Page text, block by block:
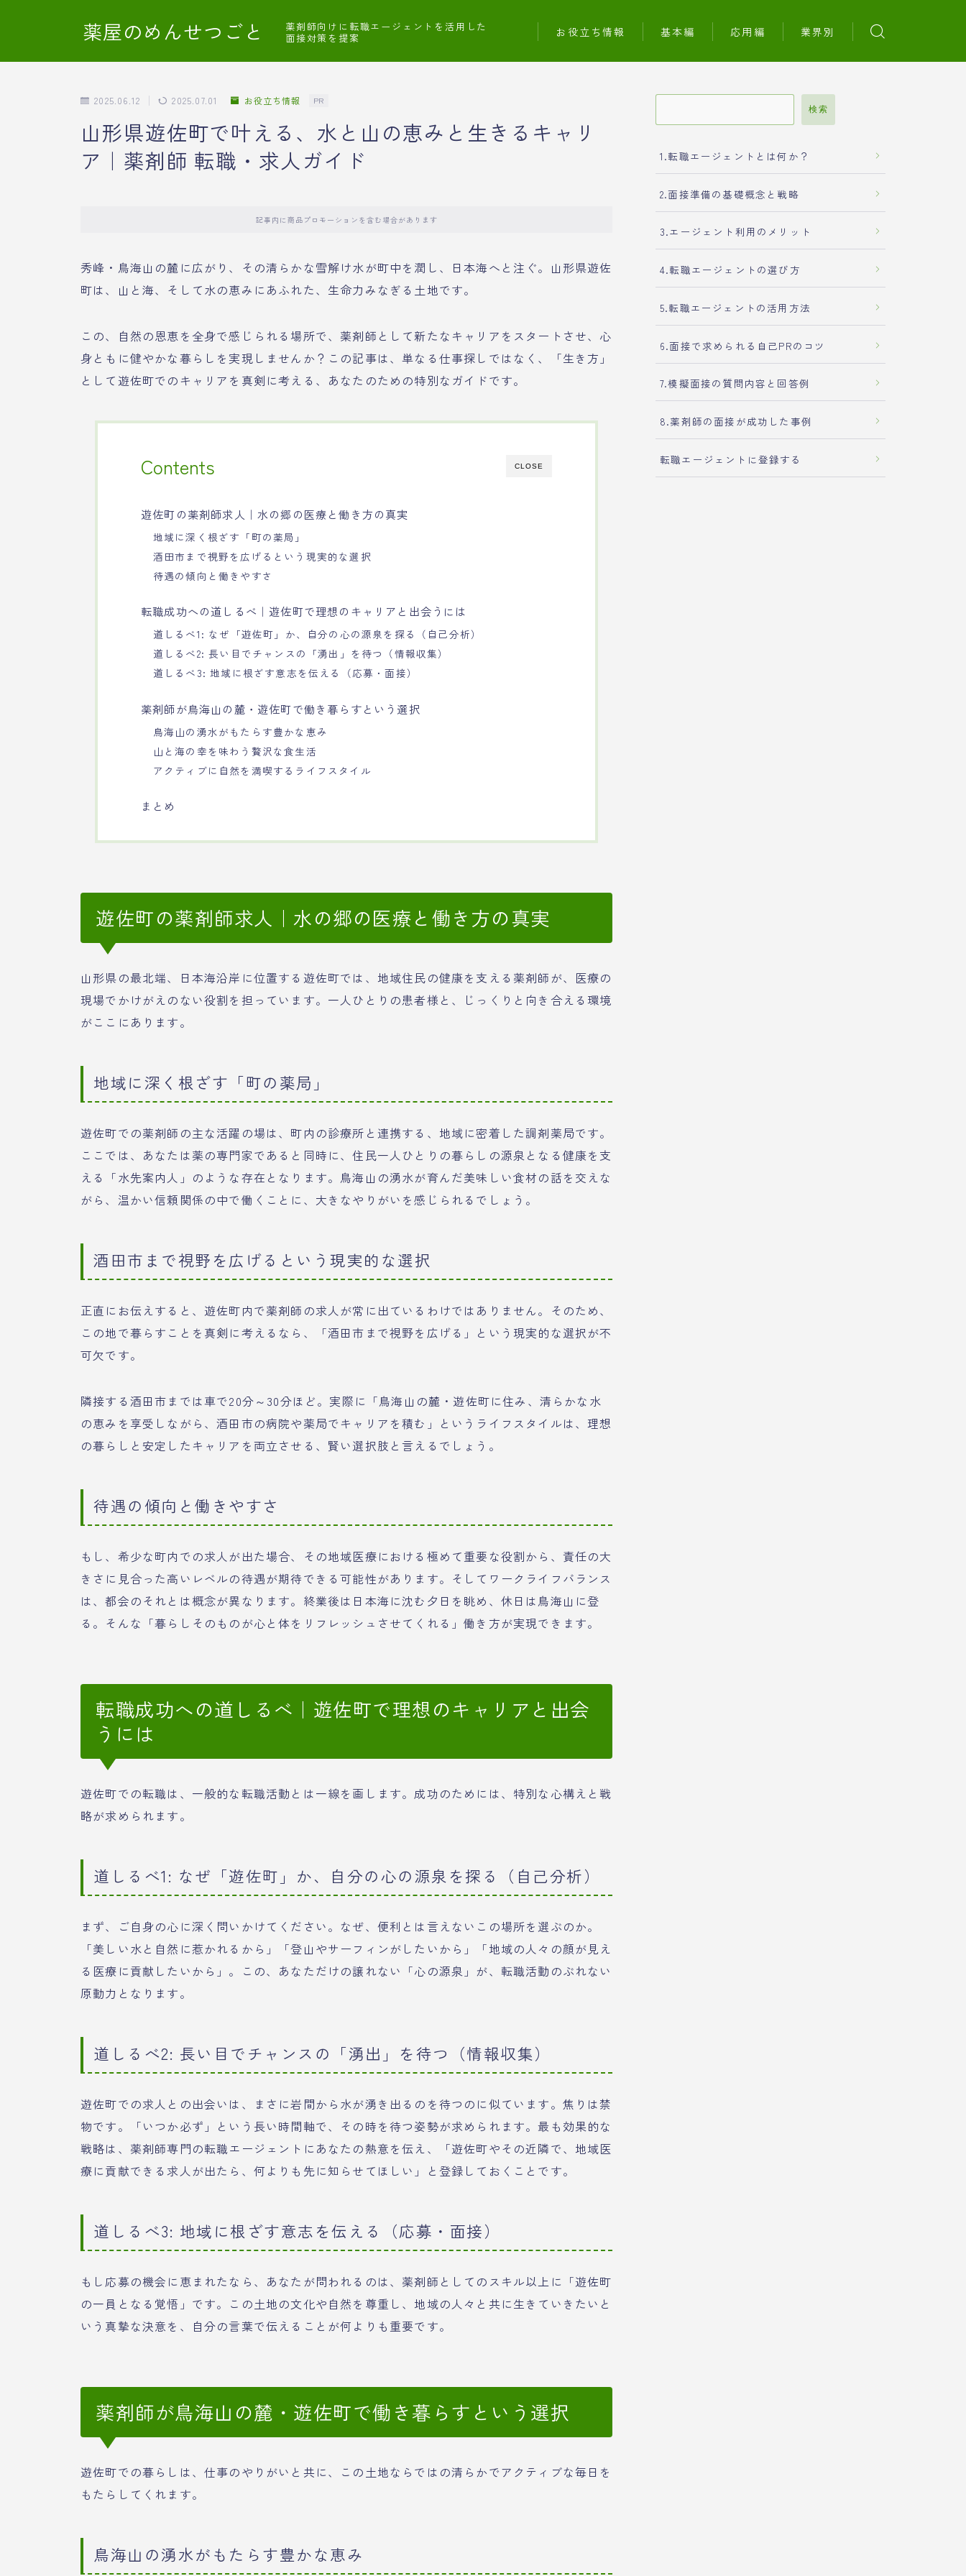
薬屋のめんせつごと
薬剤師向けに転職エージェントを活用した
面接対策を提案
お役立ち情報 基本編 応用編 業界別
2025.06.12 2025.07.01 お役立ち情報 PR
山形県遊佐町で叶える、水と山の恵みと生きるキャリ
ア｜薬剤師 転職・求人ガイド
記事内に商品プロモーションを含む場合があります
秀峰・鳥海山の麓に広がり、その清らかな雪解け水が町中を潤し、日本海へと注ぐ。山形県遊佐
町は、山と海、そして水の恵みにあふれた、生命力みなぎる土地です。
この、自然の恩恵を全身で感じられる場所で、薬剤師として新たなキャリアをスタートさせ、心
身ともに健やかな暮らしを実現しませんか？この記事は、単なる仕事探しではなく、「生き方」
として遊佐町でのキャリアを真剣に考える、あなたのための特別なガイドです。
CLOSE
Contents
遊佐町の薬剤師求人｜水の郷の医療と働き方の真実
地域に深く根ざす「町の薬局」
酒田市まで視野を広げるという現実的な選択
待遇の傾向と働きやすさ
転職成功への道しるべ｜遊佐町で理想のキャリアと出会うには
道しるべ1: なぜ「遊佐町」か、自分の心の源泉を探る（自己分析）
道しるべ2: 長い目でチャンスの「湧出」を待つ（情報収集）
道しるべ3: 地域に根ざす意志を伝える（応募・面接）
薬剤師が鳥海山の麓・遊佐町で働き暮らすという選択
鳥海山の湧水がもたらす豊かな恵み
山と海の幸を味わう贅沢な食生活
アクティブに自然を満喫するライフスタイル
まとめ
遊佐町の薬剤師求人｜水の郷の医療と働き方の真実
山形県の最北端、日本海沿岸に位置する遊佐町では、地域住民の健康を支える薬剤師が、医療の
現場でかけがえのない役割を担っています。一人ひとりの患者様と、じっくりと向き合える環境
がここにあります。
地域に深く根ざす「町の薬局」
遊佐町での薬剤師の主な活躍の場は、町内の診療所と連携する、地域に密着した調剤薬局です。
ここでは、あなたは薬の専門家であると同時に、住民一人ひとりの暮らしの源泉となる健康を支
える「水先案内人」のような存在となります。鳥海山の湧水が育んだ美味しい食材の話を交えな
がら、温かい信頼関係の中で働くことに、大きなやりがいを感じられるでしょう。
酒田市まで視野を広げるという現実的な選択
正直にお伝えすると、遊佐町内で薬剤師の求人が常に出ているわけではありません。そのため、
この地で暮らすことを真剣に考えるなら、「酒田市まで視野を広げる」という現実的な選択が不
可欠です。
隣接する酒田市までは車で20分～30分ほど。実際に「鳥海山の麓・遊佐町に住み、清らかな水
の恵みを享受しながら、酒田市の病院や薬局でキャリアを積む」というライフスタイルは、理想
の暮らしと安定したキャリアを両立させる、賢い選択肢と言えるでしょう。
待遇の傾向と働きやすさ
もし、希少な町内での求人が出た場合、その地域医療における極めて重要な役割から、責任の大
きさに見合った高いレベルの待遇が期待できる可能性があります。そしてワークライフバランス
は、都会のそれとは概念が異なります。終業後は日本海に沈む夕日を眺め、休日は鳥海山に登
る。そんな「暮らしそのものが心と体をリフレッシュさせてくれる」働き方が実現できます。
転職成功への道しるべ｜遊佐町で理想のキャリアと出会
うには
遊佐町での転職は、一般的な転職活動とは一線を画します。成功のためには、特別な心構えと戦
略が求められます。
道しるべ1: なぜ「遊佐町」か、自分の心の源泉を探る（自己分析）
まず、ご自身の心に深く問いかけてください。なぜ、便利とは言えないこの場所を選ぶのか。
「美しい水と自然に惹かれるから」「登山やサーフィンがしたいから」「地域の人々の顔が見え
る医療に貢献したいから」。この、あなただけの譲れない「心の源泉」が、転職活動のぶれない
原動力となります。
道しるべ2: 長い目でチャンスの「湧出」を待つ（情報収集）
遊佐町での求人との出会いは、まさに岩間から水が湧き出るのを待つのに似ています。焦りは禁
物です。「いつか必ず」という長い時間軸で、その時を待つ姿勢が求められます。最も効果的な
戦略は、薬剤師専門の転職エージェントにあなたの熱意を伝え、「遊佐町やその近隣で、地域医
療に貢献できる求人が出たら、何よりも先に知らせてほしい」と登録しておくことです。
道しるべ3: 地域に根ざす意志を伝える（応募・面接）
もし応募の機会に恵まれたなら、あなたが問われるのは、薬剤師としてのスキル以上に「遊佐町
の一員となる覚悟」です。この土地の文化や自然を尊重し、地域の人々と共に生きていきたいと
いう真摯な決意を、自分の言葉で伝えることが何よりも重要です。
薬剤師が鳥海山の麓・遊佐町で働き暮らすという選択
遊佐町での暮らしは、仕事のやりがいと共に、この土地ならではの清らかでアクティブな毎日を
もたらしてくれます。
鳥海山の湧水がもたらす豊かな恵み
検索
1.転職エージェントとは何か？
2.面接準備の基礎概念と戦略
3.エージェント利用のメリット
4.転職エージェントの選び方
5.転職エージェントの活用方法
6.面接で求められる自己PRのコツ
7.模擬面接の質問内容と回答例
8.薬剤師の面接が成功した事例
転職エージェントに登録する